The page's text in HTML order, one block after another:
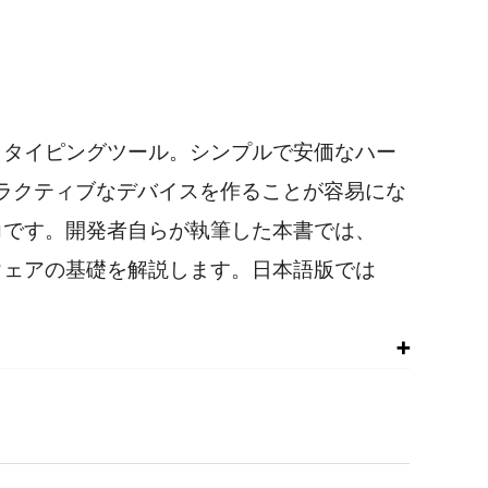
イピングツール。シンプルで安価なハー
ティブなデバイスを作ることが容易にな
す。開発者自らが執筆した本書では、
アの基礎を解説します。日本語版では